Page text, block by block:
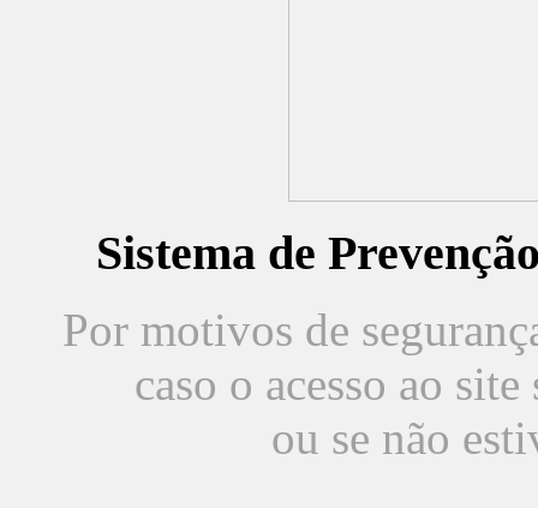
Sistema de
Por motivos de
caso o acesso ao
ou se não